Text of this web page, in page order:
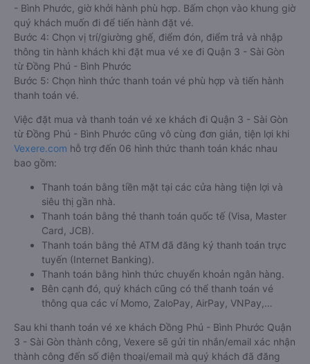
- Bình Phước, giờ khởi hành phù hợp. Bấm chọn vào khung giờ
quý khách muốn đi để tiến hành đặt vé.
Bước 4: Chọn vị trí/giường ghế, điểm đón, điểm trả và nhập
thông tin hành khách khi đặt mua vé xe đi Quận 3 - Sài Gòn
từ Đồng Phú - Bình Phước
Bước 5: Chọn hình thức thanh toán vé phù hợp và tiến hành
thanh toán vé.
Việc đặt mua và thanh toán vé xe khách đi Quận 3 - Sài Gòn
từ Đồng Phú - Bình Phước cũng vô cùng đơn giản, tiện lợi khi
Vexere.com hỗ trợ đến 06 hình thức thanh toán khác nhau
bao gồm:
Thanh toán bằng tiền mặt tại các cửa hàng tiện lợi và
siêu thị gần nhà.
Thanh toán bằng thẻ thanh toán quốc tế (Visa, Master
Card, JCB).
Thanh toán bằng thẻ ATM đã đăng ký thanh toán trực
tuyến (Internet Banking).
Thanh toán bằng hình thức chuyển khoản ngân hàng.
Bên cạnh đó, quý khách cũng có thể thanh toán vé
thông qua các ví Momo, ZaloPay, AirPay, VNPay,…
Sau khi thanh toán vé xe khách Đồng Phú - Bình Phước Quận
3 - Sài Gòn thành công, Vexere sẽ gửi tin nhắn/email xác nhận
thành công đến số điện thoại/email mà quý khách đã đăng